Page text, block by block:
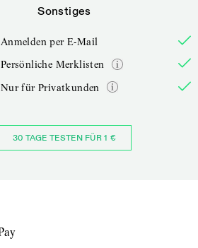
Sonstiges
Anmelden per E-Mail
Persönliche Merklisten
Nur für Privatkunden
30 TAGE TESTEN FÜR 1 €